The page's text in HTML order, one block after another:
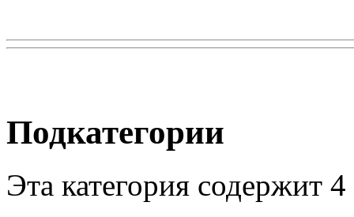
Подкатегории
Эта категория содержит